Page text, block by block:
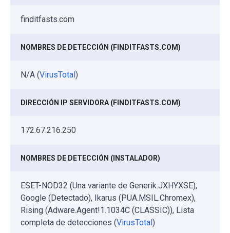
finditfasts.com
NOMBRES DE DETECCIÓN (FINDITFASTS.COM)
N/A (VirusTotal)
DIRECCIÓN IP SERVIDORA (FINDITFASTS.COM)
172.67.216.250
NOMBRES DE DETECCIÓN (INSTALADOR)
ESET-NOD32 (Una variante de Generik.JXHYXSE),
Google (Detectado), Ikarus (PUA.MSIL.Chromex),
Rising (Adware.Agent!1.1034C (CLASSIC)), Lista
completa de detecciones (VirusTotal)